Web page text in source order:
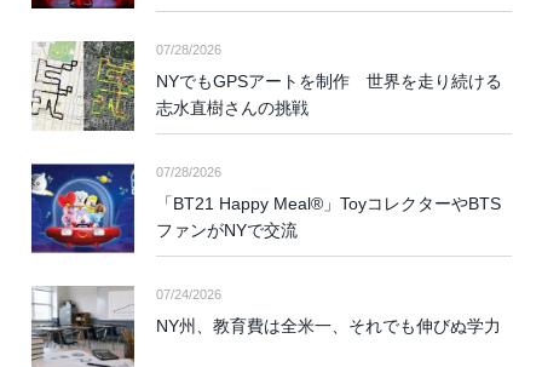
07/28/2026
NYでもGPSアートを制作 世界を走り続ける
志水直樹さんの挑戦
07/28/2026
「BT21 Happy Meal®」ToyコレクターやBTS
ファンがNYで交流
07/24/2026
NY州、教育費は全米一、それでも伸びぬ学力